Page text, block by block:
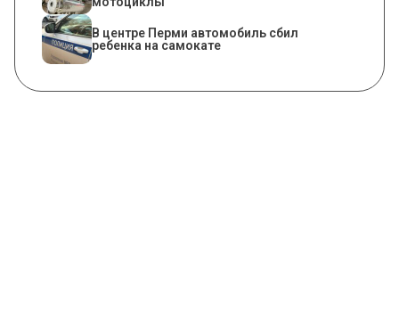
В центре Перми автомобиль сбил
ребенка на самокате